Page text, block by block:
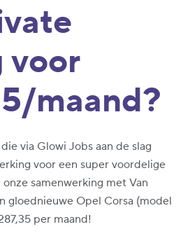
voor
maand?
via Glowi Jobs aan de slag
voor een super voordelige
samenwerking met Van
gloednieuwe Opel Corsa (model
per maand!